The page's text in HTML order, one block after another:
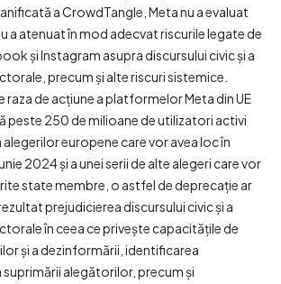
a CrowdTangle, Meta nu a evaluat
a atenuat în mod adecvat riscurile legate de
și Instagram asupra discursului civic și a
precum și alte riscuri sistemice.
raza de acțiune a platformelor Meta din UE
peste 250 de milioane de utilizatori activi
alegerilor europene care vor avea loc în
2024 și a unei serii de alte alegeri care vor
state membre, o astfel de deprecație ar
prejudicierea discursului civic și a
în ceea ce privește capacitățile de
și a dezinformării, identificarea
suprimării alegătorilor, precum și